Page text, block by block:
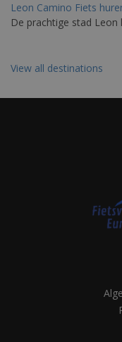
Leon Camino Fiets
De prachtige stad
View all destinations